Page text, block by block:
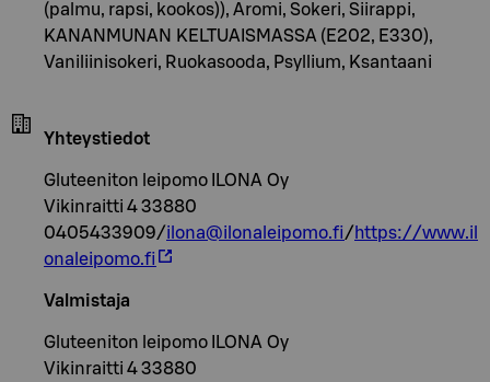
(palmu, rapsi, kookos)), Aromi, Sokeri, Siirappi,
KANANMUNAN KELTUAISMASSA (E202, E330),
Vaniliinisokeri, Ruokasooda, Psyllium, Ksantaani
Yhteystiedot
Gluteeniton leipomo ILONA Oy
Vikinraitti 4 33880
0405433909/ilona@ilonaleipomo.fi/ https://www.il
onaleipomo.fi
Valmistaja
Gluteeniton leipomo ILONA Oy
Vikinraitti 4 33880